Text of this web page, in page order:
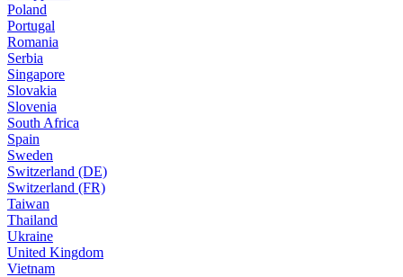
Poland
Portugal
Romania
Serbia
Singapore
Slovakia
Slovenia
South Africa
Spain
Sweden
Switzerland (DE)
Switzerland (FR)
Taiwan
Thailand
Ukraine
United Kingdom
Vietnam